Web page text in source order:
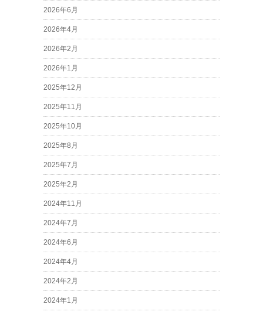
2026年6月
2026年4月
2026年2月
2026年1月
2025年12月
2025年11月
2025年10月
2025年8月
2025年7月
2025年2月
2024年11月
2024年7月
2024年6月
2024年4月
2024年2月
2024年1月